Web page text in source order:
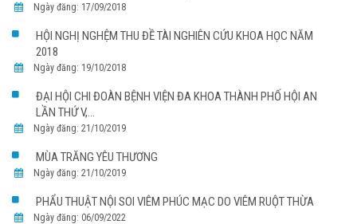
Ngày đăng: 17/09/2018
HỘI NGHỊ NGHỆM THU ĐỀ TÀI NGHIÊN CỨU KHOA HỌC NĂM
2018
Ngày đăng: 19/10/2018
ĐẠI HỘI CHI ĐOÀN BỆNH VIỆN ĐA KHOA THÀNH PHỐ HỘI AN
LẦN THỨ V,...
Ngày đăng: 21/10/2019
MÙA TRĂNG YÊU THƯƠNG
Ngày đăng: 21/10/2019
PHẨU THUẬT NỘI SOI VIÊM PHÚC MẠC DO VIÊM RUỘT THỪA
Ngày đăng: 06/09/2022